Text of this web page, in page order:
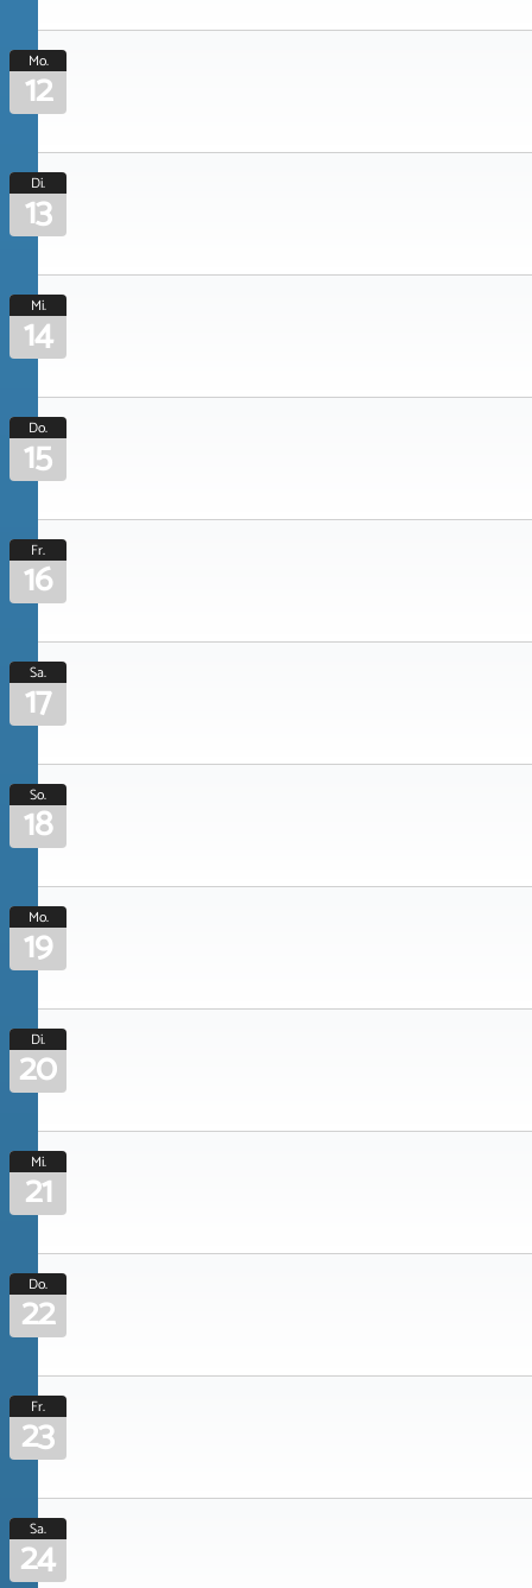
Mo.
12
Di.
13
Mi.
14
Do.
15
Fr.
16
Sa.
17
So.
18
Mo.
19
Di.
20
Mi.
21
Do.
22
Fr.
23
Sa.
24